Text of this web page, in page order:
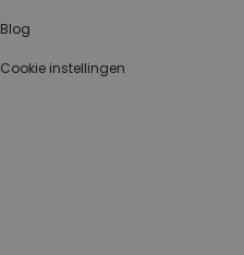
Blog
Cookie instellingen